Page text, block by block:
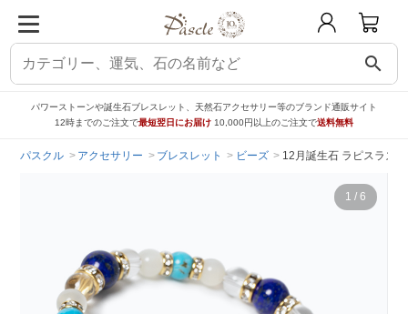
search
パワーストーンや誕生石ブレスレット、天然石アクセサリー等のブランド通販サイト
12時までのご注文で最短翌日にお届け 10,000円以上のご注文で送料無料
パスクル アクセサリー ブレスレット ビーズ 12月誕生石 ラピスラズ
1 / 6